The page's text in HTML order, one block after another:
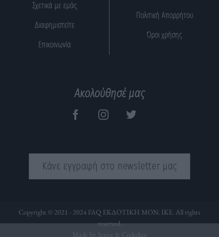
Σχετικά με εμάς
Διαφημιστείτε
Επικοινωνία
Πολιτική Απορρήτου
Όροι χρήσης
Ακολούθησέ μας
Κάνε εγγραφή στο newsletter μας
Copyright © 2021 - 2024 FAQ ΕΚΔΟΤΙΚΗ ΜΟΝ. ΙΚΕ. All rights
reserved.
Made by 2ence & Codedux